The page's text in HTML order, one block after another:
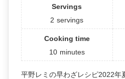
Servings
2 servings
Cooking time
10 minutes
平野レミの早わざレシピ2022年